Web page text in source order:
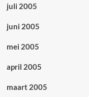
juli 2005
juni 2005
mei 2005
april 2005
maart 2005